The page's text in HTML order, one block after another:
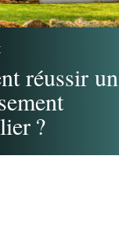
réussir un
?